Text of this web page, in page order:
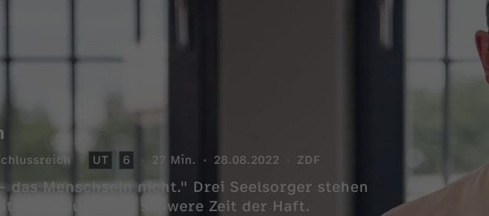
UT 6 27 Min. 28.08.2022 ZDF
Menschsein nicht." Drei Seelsorger stehen
sie durch die schwere Zeit der Haft.